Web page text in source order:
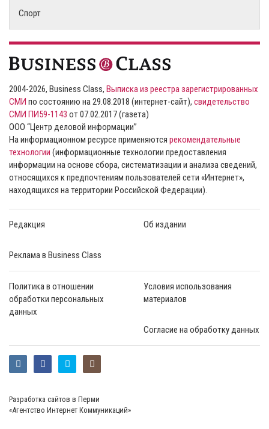
Спорт
2004-2026, Business Class, Выписка из реестра зарегистрированных
СМИ по состоянию на 29.08.2018 (интернет-сайт), свидетельство
СМИ ПИ59-1143 от 07.02.2017 (газета)
ООО “Центр деловой информации”
На информационном ресурсе применяются рекомендательные
технологии (информационные технологии предоставления
информации на основе сбора, систематизации и анализа сведений,
относящихся к предпочтениям пользователей сети «Интернет»,
находящихся на территории Российской Федерации).
Редакция Об издании
Реклама в Business Class
Политика в отношении
обработки персональных
данных
Условия использования
материалов
Согласие на обработку данных
Разработка сайтов в Перми
«Агентство Интернет Коммуникаций»